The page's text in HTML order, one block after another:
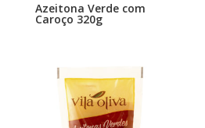
Azeitona Verde com
Caroço 320g